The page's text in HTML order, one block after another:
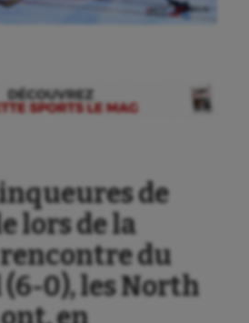
de
lors de la
du
0), les North